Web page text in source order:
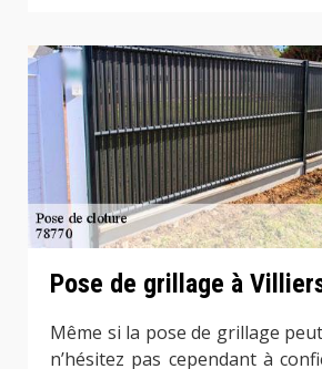
Pose de grillage à
Même si la pose de grillage
n’hésitez pas cependant à